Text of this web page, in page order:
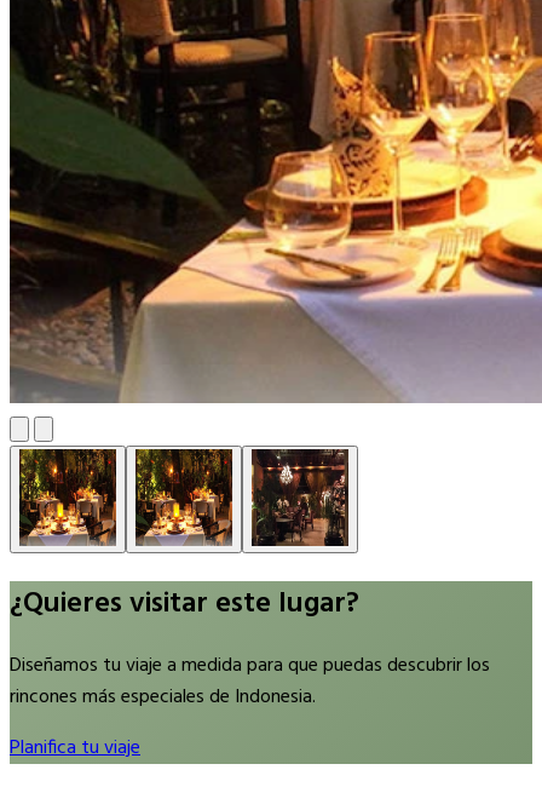
¿Quieres visitar este lugar?
Diseñamos tu viaje a medida para que puedas descubrir los
rincones más especiales de Indonesia.
Planifica tu viaje